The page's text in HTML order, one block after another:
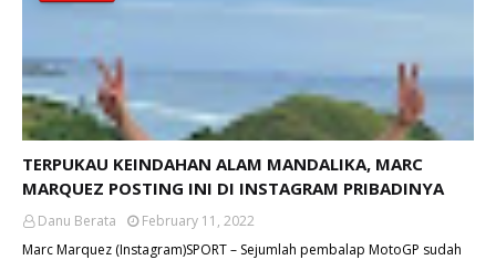
TERPUKAU KEINDAHAN ALAM MANDALIKA, MARC
MARQUEZ POSTING INI DI INSTAGRAM PRIBADINYA
Danu Berata
February 11, 2022
Marc Marquez (Instagram)SPORT – Sejumlah pembalap MotoGP sudah